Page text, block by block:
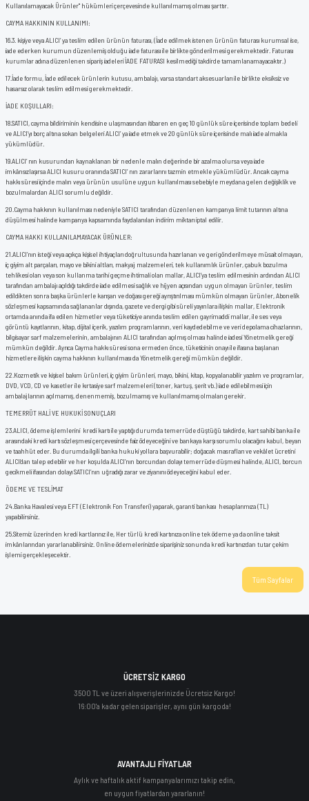
Kullanılamayacak Ürünler" hükümleri çerçevesinde kullanılmamış olması şarttır.
CAYMA HAKKININ KULLANIMI:
16.3. kişiye veya ALICI’ ya teslim edilen ürünün faturası, (İade edilmek istenen ürünün faturası kurumsal ise,
iade ederken kurumun düzenlemiş olduğu iade faturası ile birlikte gönderilmesi gerekmektedir. Faturası
kurumlar adına düzenlenen sipariş iadeleri İADE FATURASI kesilmediği takdirde tamamlanamayacaktır.)
17.İade formu, İade edilecek ürünlerin kutusu, ambalajı, varsa standart aksesuarları ile birlikte eksiksiz ve
hasarsız olarak teslim edilmesi gerekmektedir.
İADE KOŞULLARI:
18.SATICI, cayma bildiriminin kendisine ulaşmasından itibaren en geç 10 günlük süre içerisinde toplam bedeli
ve ALICI’yı borç altına sokan belgeleri ALICI’ ya iade etmek ve 20 günlük süre içerisinde malı iade almakla
yükümlüdür.
19.ALICI’ nın kusurundan kaynaklanan bir nedenle malın değerinde bir azalma olursa veya iade
imkânsızlaşırsa ALICI kusuru oranında SATICI’ nın zararlarını tazmin etmekle yükümlüdür. Ancak cayma
hakkı süresi içinde malın veya ürünün usulüne uygun kullanılması sebebiyle meydana gelen değişiklik ve
bozulmalardan ALICI sorumlu değildir.
20. Cayma hakkının kullanılması nedeniyle SATICI tarafından düzenlenen kampanya limit tutarının altına
düşülmesi halinde kampanya kapsamında faydalanılan indirim miktarı iptal edilir.
CAYMA HAKKI KULLANILAMAYACAK ÜRÜNLER:
21. ALICI’nın isteği veya açıkça kişisel ihtiyaçları doğrultusunda hazırlanan ve geri gönderilmeye müsait olmayan,
iç giyim alt parçaları, mayo ve bikini altları, makyaj malzemeleri, tek kullanımlık ürünler, çabuk bozulma
tehlikesi olan veya son kullanma tarihi geçme ihtimali olan mallar, ALICI’ya teslim edilmesinin ardından ALICI
tarafından ambalajı açıldığı takdirde iade edilmesi sağlık ve hijyen açısından uygun olmayan ürünler, teslim
edildikten sonra başka ürünlerle karışan ve doğası gereği ayrıştırılması mümkün olmayan ürünler, Abonelik
sözleşmesi kapsamında sağlananlar dışında, gazete ve dergi gibi süreli yayınlara ilişkin mallar, Elektronik
ortamda anında ifa edilen hizmetler veya tüketiciye anında teslim edilen gayrimaddi mallar, ile ses veya
görüntü kayıtlarının, kitap, dijital içerik, yazılım programlarının, veri kaydedebilme ve veri depolama cihazlarının,
bilgisayar sarf malzemelerinin, ambalajının ALICI tarafından açılmış olması halinde iadesi Yönetmelik gereği
mümkün değildir. Ayrıca Cayma hakkı süresi sona ermeden önce, tüketicinin onayı ile ifasına başlanan
hizmetlere ilişkin cayma hakkının kullanılması da Yönetmelik gereği mümkün değildir.
22. Kozmetik ve kişisel bakım ürünleri, iç giyim ürünleri, mayo, bikini, kitap, kopyalanabilir yazılım ve programlar,
DVD, VCD, CD ve kasetler ile kırtasiye sarf malzemeleri (toner, kartuş, şerit vb.) iade edilebilmesi için
ambalajlarının açılmamış, denenmemiş, bozulmamış ve kullanılmamış olmaları gerekir.
TEMERRÜT HALİ VE HUKUKİ SONUÇLARI
23.ALICI, ödeme işlemlerini kredi kartı ile yaptığı durumda temerrüde düştüğü takdirde, kart sahibi banka ile
arasındaki kredi kartı sözleşmesi çerçevesinde faiz ödeyeceğini ve bankaya karşı sorumlu olacağını kabul, beyan
ve taahhüt eder. Bu durumda ilgili banka hukuki yollara başvurabilir; doğacak masrafları ve vekâlet ücretini
ALICI’dan talep edebilir ve her koşulda ALICI’nın borcundan dolayı temerrüde düşmesi halinde, ALICI, borcun
gecikmeli ifasından dolayı SATICI’nın uğradığı zarar ve ziyanını ödeyeceğini kabul eder.
ÖDEME VE TESLİMAT
24. Banka Havalesi veya EFT (Elektronik Fon Transferi) yaparak, garanti bankası hesaplarımıza (TL)
yapabilirsiniz.
25.Sitemiz üzerinden kredi kartlarınız ile, Her türlü kredi kartınıza online tek ödeme ya da online taksit
imkânlarından yararlanabilirsiniz. Online ödemelerinizde siparişiniz sonunda kredi kartınızdan tutar çekim
işlemi gerçekleşecektir.
Tüm Sayfalar
ÜCRETSİZ KARGO
3500 TL ve üzeri alışverişlerinizde Ücretsiz Kargo!
16:00'a kadar gelen siparişler, aynı gün kargoda!
AVANTAJLI FİYATLAR
Aylık ve haftalık aktif kampanyalarımızı takip edin,
en uygun fiyatlardan yararlanın!